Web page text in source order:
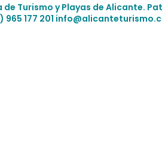
Turismo y Playas de Alicante.
965 177 201